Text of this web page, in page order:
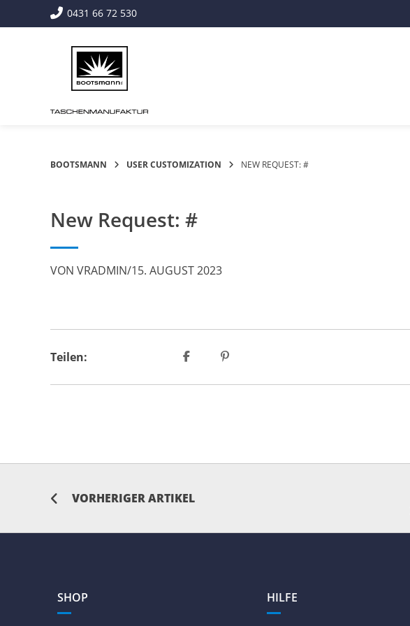
zum
0431 66 72 530
BOOTSMANN USER CUSTOMIZATION NEW REQUEST: #
New Request: #
VON VRADMIN/15. AUGUST 2023
Teilen:
VORHERIGER ARTIKEL
SHOP HILFE